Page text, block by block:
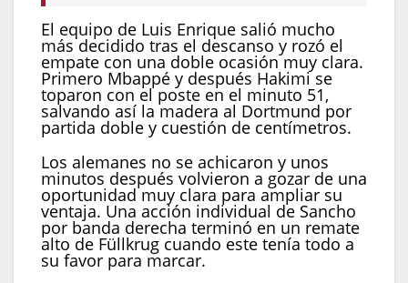
El equipo de Luis Enrique salió mucho
más decidido tras el descanso y rozó el
empate con una doble ocasión muy clara.
Primero Mbappé y después Hakimi se
toparon con el poste en el minuto 51,
salvando así la madera al Dortmund por
partida doble y cuestión de centímetros.
Los alemanes no se achicaron y unos
minutos después volvieron a gozar de una
oportunidad muy clara para ampliar su
ventaja. Una acción individual de Sancho
por banda derecha terminó en un remate
alto de Füllkrug cuando este tenía todo a
su favor para marcar.